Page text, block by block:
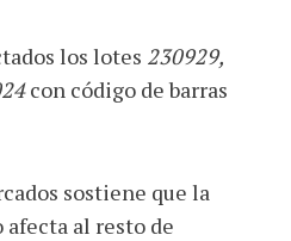
los lotes 230929,
con código de barras
sostiene que la
al resto de